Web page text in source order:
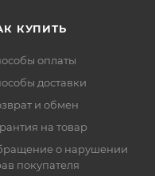
КУПИТЬ
оплаты
доставки
и обмен
на товар
о нарушении
покупателя